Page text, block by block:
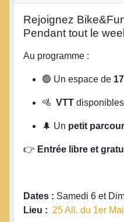
Rejoignez
Pendant tout le
Au programme :
🟢 Un espace de
🚵 VTT
🌲 Un petit
👉 Entrée libre et
Dates : Samedi 6 et
Lieu : 25 All. du 1er